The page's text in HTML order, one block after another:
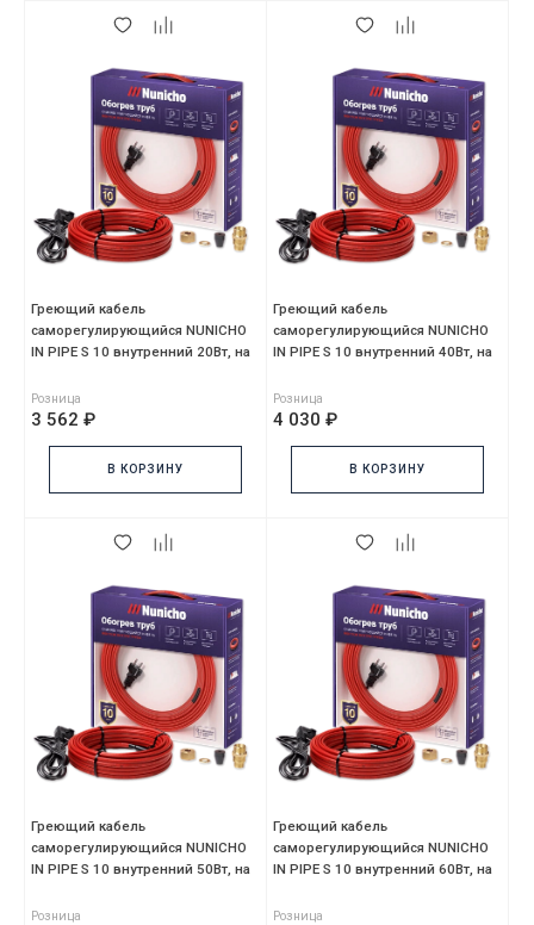
Греющий кабель
саморегулирующийся NUNICHO
IN PIPE S 10 внутренний 20Вт, на
Розница
3 562 ₽
В КОРЗИНУ
Греющий кабель
саморегулирующийся NUNICHO
IN PIPE S 10 внутренний 40Вт, на
Розница
4 030 ₽
В КОРЗИНУ
Греющий кабель
саморегулирующийся NUNICHO
IN PIPE S 10 внутренний 50Вт, на
Розница
Греющий кабель
саморегулирующийся NUNICHO
IN PIPE S 10 внутренний 60Вт, на
Розница